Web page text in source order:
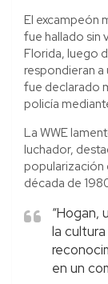
El excampeón
fue hallado sin
Florida, luego
respondieran
fue declarado
policía
La WWE
luchador,
popularización
década de
“Hogan,
la
en un